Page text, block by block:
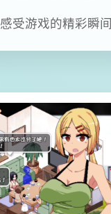
感受游戏的精彩瞬间